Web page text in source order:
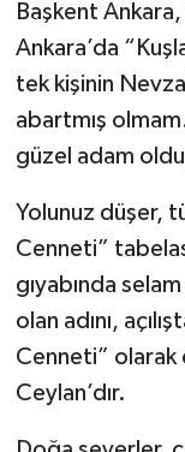
Başkent
Ankara’da
tek kişinin
abartmış
güzel adam
Yolunuz düşer,
Cenneti”
gıyabında
olan adını,
Cenneti”
Ceylan’dır.